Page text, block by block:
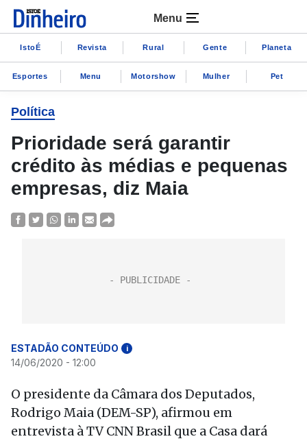
Menu
IstoÉ Revista Rural Gente Planeta
Esportes Menu Motorshow Mulher Pet
Política
Prioridade será garantir
crédito às médias e pequenas
empresas, diz Maia
ESTADÃO CONTEÚDO i
14/06/2020 - 12:00
O presidente da Câmara dos Deputados,
Rodrigo Maia (DEM-SP), afirmou em
entrevista à TV CNN Brasil que a Casa dará